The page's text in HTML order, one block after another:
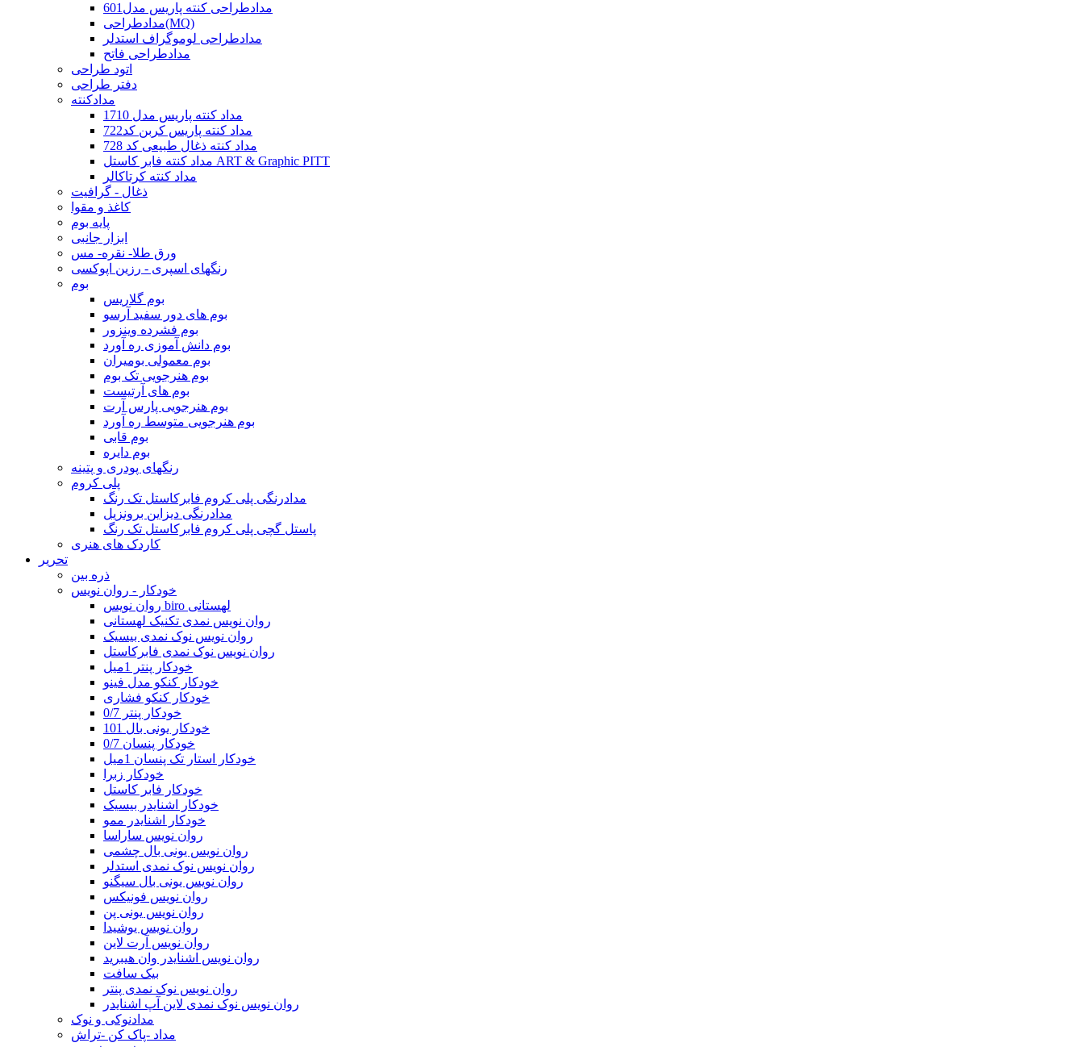
مدادطراحی کنته پاریس مدل601
مدادطراحی(MQ)
مدادطراحی لوموگراف استدلر
مدادطراحی فاتح
اتود طراحی
دفتر طراحی
مدادکنته
مداد کنته پاریس مدل 1710
مداد کنته پاریس کربن کد722
مداد کنته ذغال طبیعی کد 728
مداد کنته فابر کاستل ART & Graphic PITT
مداد کنته کرتاکالر
ذغال - گرافیت
کاغذ و مقوا
پایه بوم
ابزار جانبی
ورق طلا- نقره- مس
رنگهای اسپری - رزین اپوکسی
بوم
بوم گلاریس
بوم های دور سفید آرسو
بوم فشرده وینزور
بوم دانش آموزی ره آورد
بوم معمولی بومیران
بوم هنرجویی تک بوم
بوم های آرتیست
بوم هنرجویی پارس آرت
بوم هنرجویی متوسط ره آورد
بوم قابی
بوم دایره
رنگهای پودری و پتینه
پلی کروم
مدادرنگی پلی کروم فابرکاستل تک رنگ
مدادرنگی دیزاین برونزیل
پاستل گچی پلی کروم فابرکاستل تک رنگ
کاردک های هنری
تحریر
ذره بین
خودکار - روان نویس
روان نویس biro لهستانی
روان نویس نمدی تکنیک لهستانی
روان نویس نوک نمدی بیسیک
روان نویس نوک نمدی فابرکاستل
خودکار پنتر 1میل
خودکار کنکو مدل فینو
خودکار کنکو فشاری
خودکار پنتر 0/7
خودکار یونی بال 101
خودکار پنسان 0/7
خودکار استار تک پنسان 1میل
خودکار زبرا
خودکار فابر کاستل
خودکار اشنایدر بیسیک
خودکار اشنایدر ممو
روان نویس ساراسا
روان نویس یونی بال چشمی
روان نویس نوک نمدی استدلر
روان نویس یونی بال سیگنو
روان نویس فونیکس
روان نویس یونی پن
روان نویس یوشیدا
روان نویس آرت لاین
روان نویس اشنایدر وان هیبرید
بیک سافت
روان نویس نوک نمدی پنتر
روان نویس نوک نمدی لاین آپ اشنایدر
مدادنوکی و نوک
مداد -پاک کن -تراش